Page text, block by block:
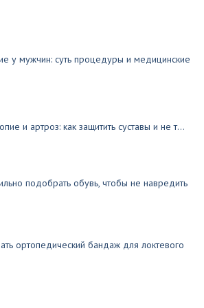
у мужчин: суть процедуры и медицинские
и артроз: как защитить суставы и не т...
подобрать обувь, чтобы не навредить
ортопедический бандаж для локтевого